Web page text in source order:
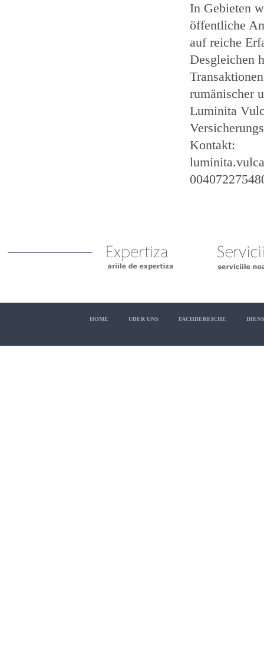
In Gebieten
öffentliche
auf reiche
Desgleichen
rumänischer
Luminita
Kontakt:
HOME UBER UNS FACHBEREICHE